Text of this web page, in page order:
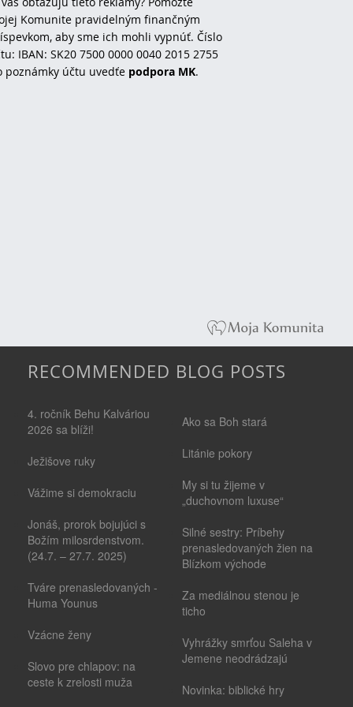
Komunite pravidelným finančným
aby sme ich mohli vypnúť. Číslo
IBAN: SK20 7500 0000 0040 2015 2755
poznámky účtu uvedťe podpora MK.
RECOMMENDED BLOG POSTS
4. ročník Behu Kalváriou
2026 sa blíži!
Ježišove ruky
Vážime si demokraciu
Jonáš, prorok bojujúci s
Božím milosrdenstvom.
(24.7. – 27.7. 2025)
Tváre prenasledovaných -
Huma Younus
Vzácne ženy
Slovo pre chlapov: na
ceste k zrelosti muža
Ako sa Boh stará
Litánie pokory
My si tu žijeme v
„duchovnom luxuse“
Silné sestry: Príbehy
prenasledovaných žien na
Blízkom východe
Za mediálnou stenou je
ticho
Vyhrážky smrťou Saleha v
Jemene neodrádzajú
Novinka: biblické hry